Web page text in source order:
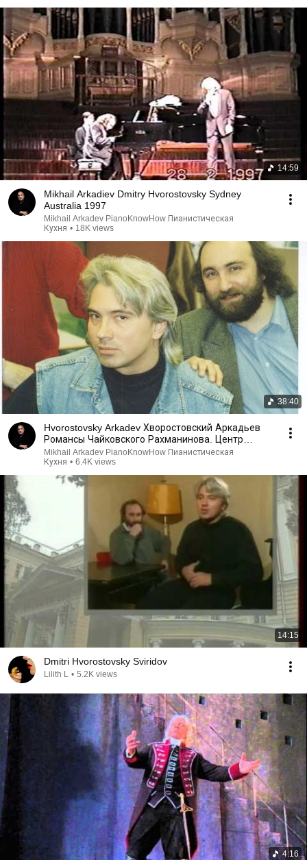
14:59
Mikhail Arkadiev Dmitry Hvorostovsky Sydney
Australia 1997
Mikhail Arkadev PianoKnowHow Пианистическая
Кухня • 18K views
38:40
Hvorostovsky Arkadev Хворостовский Аркадьев
Романсы Чайковского Рахманинова. Центр
Галины Вишневской
Mikhail Arkadev PianoKnowHow Пианистическая
Кухня • 6.4K views
14:15
Dmitri Hvorostovsky Sviridov
Lilith L • 5.2K views
4:16